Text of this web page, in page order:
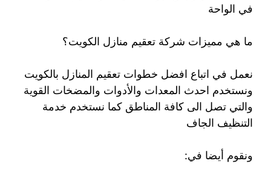
في الواحة
ما هي مميزات شركة تعقيم منازل الكويت؟
نعمل في اتباع افضل خطوات تعقيم المنازل بالكويت
ونستخدم احدث المعدات والأدوات والمضخات القوية
والتي تصل الى كافة المناطق كما نستخدم خدمة
التنظيف الجاف
ونقوم أيضا في: